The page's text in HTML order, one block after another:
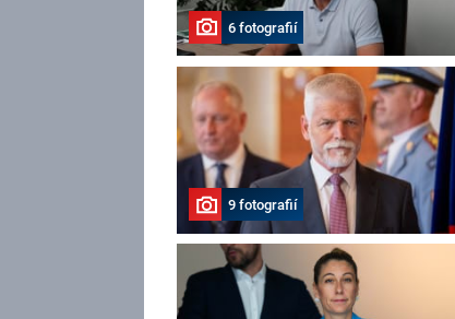
6 fotografií
9 fotografií